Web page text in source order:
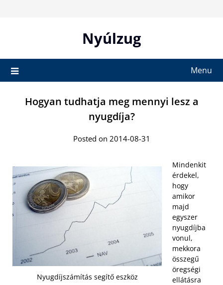
Nyúlzug
Menu
Hogyan tudhatja meg mennyi lesz a
nyugdíja?
Posted on 2014-08-31
Nyugdíjszámítás segítő eszköz
Mindenkit
érdekel,
hogy
amikor
majd
egyszer
nyugdíjba
vonul,
mekkora
összegű
öregségi
ellátásra